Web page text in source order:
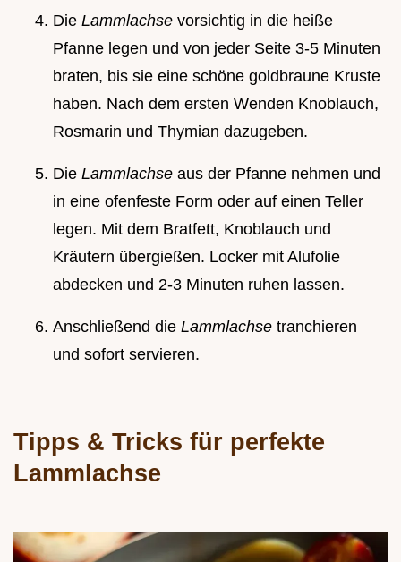
Die Lammlachse vorsichtig in die heiße
Pfanne legen und von jeder Seite 3-5 Minuten
braten, bis sie eine schöne goldbraune Kruste
haben. Nach dem ersten Wenden Knoblauch,
Rosmarin und Thymian dazugeben.
Die Lammlachse aus der Pfanne nehmen und
in eine ofenfeste Form oder auf einen Teller
legen. Mit dem Bratfett, Knoblauch und
Kräutern übergießen. Locker mit Alufolie
abdecken und 2-3 Minuten ruhen lassen.
Anschließend die Lammlachse tranchieren
und sofort servieren.
Tipps & Tricks für perfekte
Lammlachse